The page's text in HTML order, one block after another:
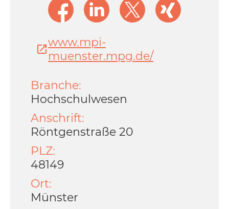
www.mpi-
muenster.mpg.de/
Branche:
Hochschulwesen
Anschrift:
Röntgenstraße 20
PLZ:
48149
Ort:
Münster